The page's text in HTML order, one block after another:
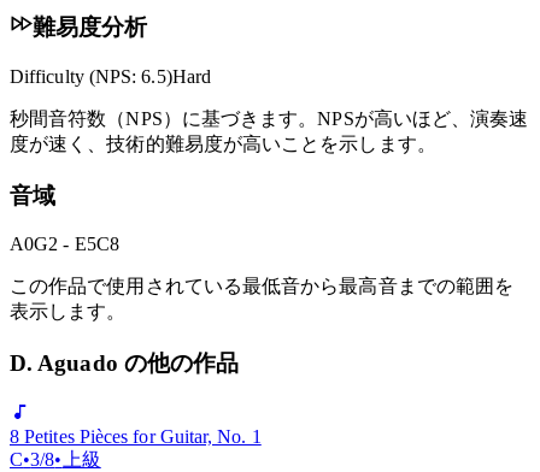
技術分析
難易度分析
Difficulty (NPS:6.5) Hard
度が速く、技術的難易度が高いことを示します。
音域
A0G2 - E5C8
表示します。
D. Aguado の他の作品